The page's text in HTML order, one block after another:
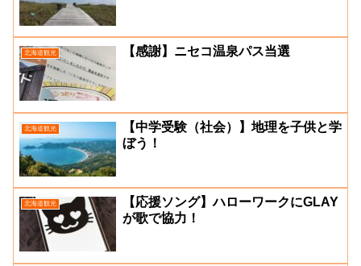
北海道観光 【感謝】ニセコ温泉パス当選
北海道観光
【中学受験（社会）】地理を子供と学
ぼう！
北海道観光
【応援ソング】ハローワークにGLAY
が歌で協力！